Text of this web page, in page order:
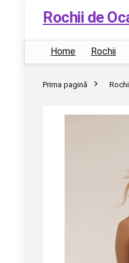
Rochii de
Home Rochii
Prima pagină